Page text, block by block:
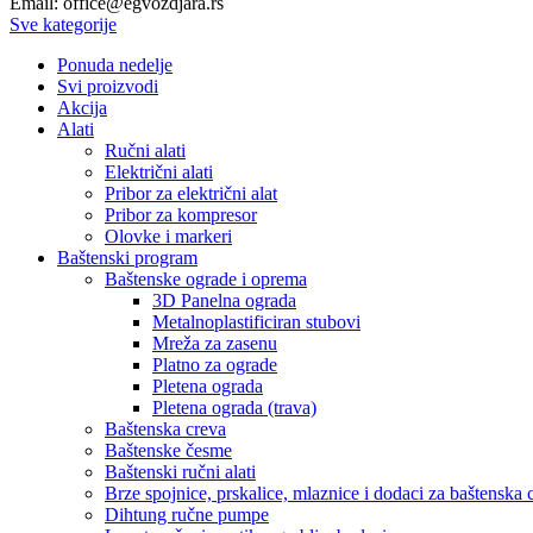
Sve kategorije
Ponuda nedelje
Svi proizvodi
Akcija
Alati
Ručni alati
Električni alati
Pribor za električni alat
Pribor za kompresor
Olovke i markeri
Baštenski program
Baštenske ograde i oprema
3D Panelna ograda
Metalnoplastificiran stubovi
Mreža za zasenu
Platno za ograde
Pletena ograda
Pletena ograda (trava)
Baštenska creva
Baštenske česme
Baštenski ručni alati
Brze spojnice, prskalice, mlaznice i dodaci za baštenska
Dihtung ručne pumpe